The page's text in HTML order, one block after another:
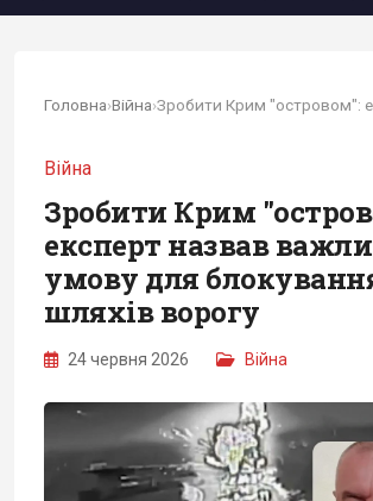
Головна›Війна›
Війна
Зробити Крим
експерт назвав
умову для
шляхів ворогу
24 червня 2026 Війна